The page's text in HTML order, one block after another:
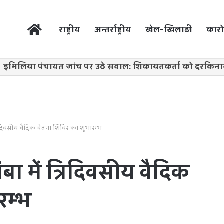
राष्ट्रीय अन्तर्राष्ट्रीय खेल-खिलाड़ी
वैदिक चेतना शिविर का शुभारम्भ
में त्रिदिवसीय वैदिक